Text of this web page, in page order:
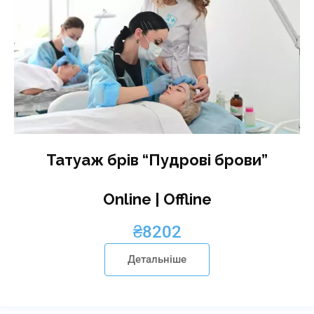
Татуаж брів “Пудрові брови”
Online | Offline
₴8202
Детальніше